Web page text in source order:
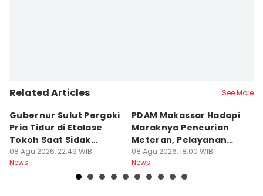
Related Articles See More
Gubernur Sulut Pergoki
Pria Tidur di Etalase
Tokoh Saat Sidak
Gedung
08 Agu 2026, 22:49 WIB
News
PDAM Makassar Hadapi
Maraknya Pencurian
Meteran, Pelayanan
Ikut Terdampak
08 Agu 2026, 18:00 WIB
News